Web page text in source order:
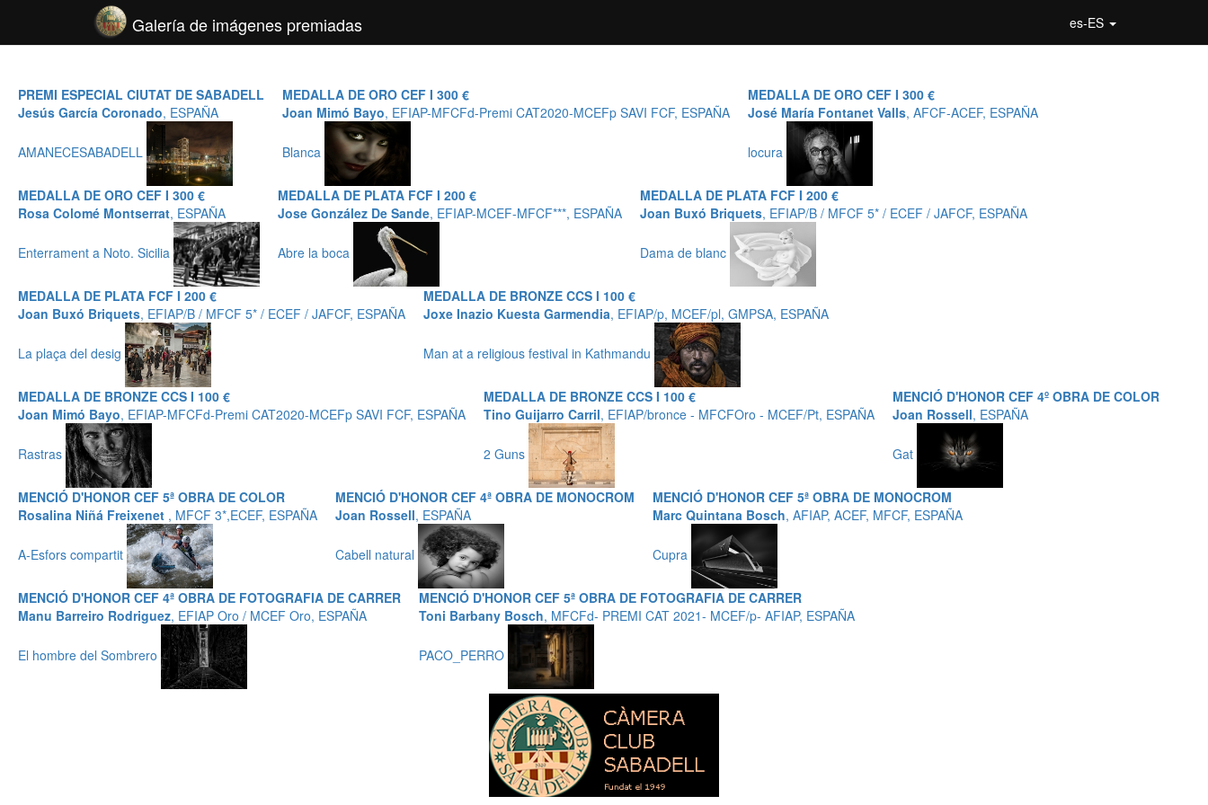
Galería de imágenes premiadas es-ES
PREMI ESPECIAL CIUTAT DE SABADELL
Jesús García Coronado, ESPAÑA
AMANECESABADELL
MEDALLA DE ORO CEF I 300 €
Joan Mimó Bayo, EFIAP-MFCFd-Premi CAT2020-MCEFp SAVI FCF, ESPAÑA
Blanca
MEDALLA DE ORO CEF I 300 €
José María Fontanet Valls, AFCF-ACEF, ESPAÑA
locura
MEDALLA DE ORO CEF I 300 €
Rosa Colomé Montserrat, ESPAÑA
Enterrament a Noto. Sicilia
MEDALLA DE PLATA FCF I 200 €
Jose González De Sande, EFIAP-MCEF-MFCF***, ESPAÑA
Abre la boca
MEDALLA DE PLATA FCF I 200 €
Joan Buxó Briquets, EFIAP/B / MFCF 5* / ECEF / JAFCF, ESPAÑA
Dama de blanc
MEDALLA DE PLATA FCF I 200 €
Joan Buxó Briquets, EFIAP/B / MFCF 5* / ECEF / JAFCF, ESPAÑA
La plaça del desig
MEDALLA DE BRONZE CCS I 100 €
Joxe Inazio Kuesta Garmendia, EFIAP/p, MCEF/pl, GMPSA, ESPAÑA
Man at a religious festival in Kathmandu
MEDALLA DE BRONZE CCS I 100 €
Joan Mimó Bayo, EFIAP-MFCFd-Premi CAT2020-MCEFp SAVI FCF, ESPAÑA
Rastras
MEDALLA DE BRONZE CCS I 100 €
Tino Guijarro Carril, EFIAP/bronce - MFCFOro - MCEF/Pt, ESPAÑA
2 Guns
MENCIÓ D'HONOR CEF 4º OBRA DE COLOR
Joan Rossell, ESPAÑA
Gat
MENCIÓ D'HONOR CEF 5ª OBRA DE COLOR
Rosalina Niñá Freixenet , MFCF 3*,ECEF, ESPAÑA
A-Esfors compartit
MENCIÓ D'HONOR CEF 4ª OBRA DE MONOCROM
Joan Rossell, ESPAÑA
Cabell natural
MENCIÓ D'HONOR CEF 5ª OBRA DE MONOCROM
Marc Quintana Bosch, AFIAP, ACEF, MFCF, ESPAÑA
Cupra
MENCIÓ D'HONOR CEF 4ª OBRA DE FOTOGRAFIA DE CARRER
Manu Barreiro Rodriguez, EFIAP Oro / MCEF Oro, ESPAÑA
El hombre del Sombrero
MENCIÓ D'HONOR CEF 5ª OBRA DE FOTOGRAFIA DE CARRER
Toni Barbany Bosch, MFCFd- PREMI CAT 2021- MCEF/p- AFIAP, ESPAÑA
PACO_PERRO